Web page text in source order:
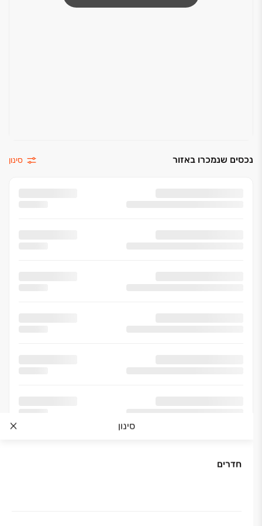
נכסים שנמכרו באזור סינון
סינון
חדרים